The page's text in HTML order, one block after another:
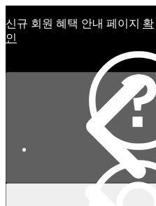
신규 회원 혜택 안내 페이지 확
인